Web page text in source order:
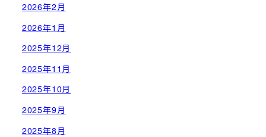
2026年2月
2026年1月
2025年12月
2025年11月
2025年10月
2025年9月
2025年8月